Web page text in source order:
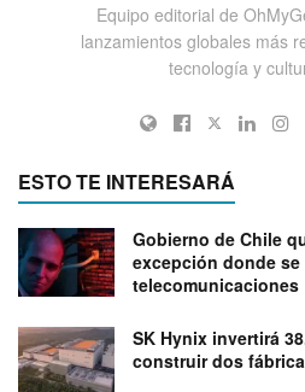
Equipo editorial de
lanzamientos globales más
tecnología y
ESTO TE INTERESARÁ
Gobierno de Chile
excepción donde
telecomunicaciones
SK Hynix invertirá
construir dos